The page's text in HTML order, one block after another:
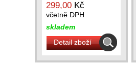
299,00 Kč
včetně DPH
skladem
Detail zboží